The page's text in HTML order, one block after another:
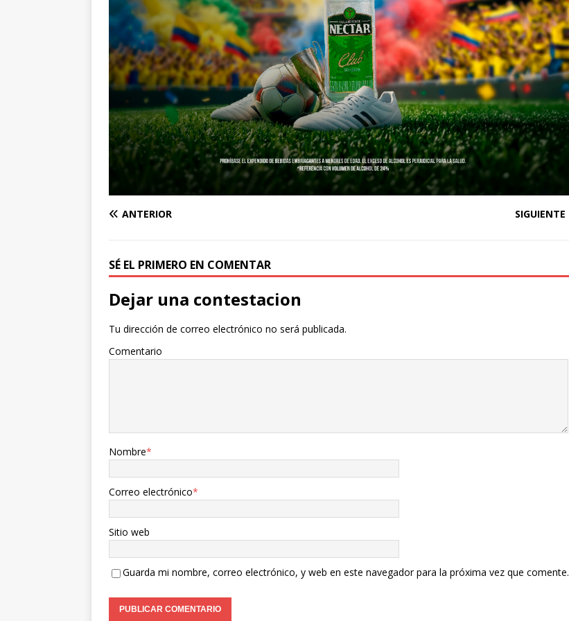
ANTERIOR SIGUIENTE
SÉ EL PRIMERO EN COMENTAR
Dejar una contestacion
Tu dirección de correo electrónico no será publicada.
Comentario
Nombre*
Correo electrónico*
Sitio web
Guarda mi nombre, correo electrónico, y web en este navegador para la próxima vez que comente.